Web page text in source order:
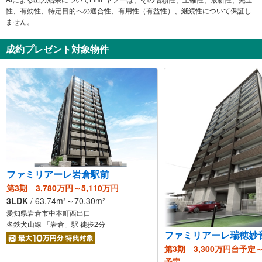
性、有効性、特定目的への適合性、有用性（有益性）、継続性について保証し
ません。
成約プレゼント対象物件
ファミリアーレ岩倉駅前
第3期 3,780万円～5,110万円
3LDK / 63.74m² ～70.30m²
愛知県岩倉市中本町西出口
名鉄犬山線 「岩倉」駅 徒歩2分
ファミリアーレ瑞穂妙
第3期 3,300万円台予定